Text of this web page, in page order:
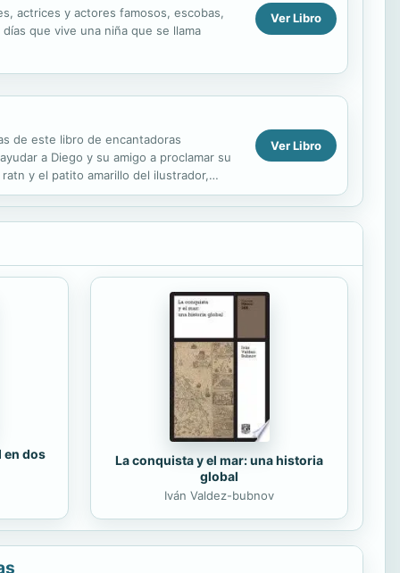
actrices y actores famosos, escobas,
que vive una niña que se llama
Ver Libro
de este libro de encantadoras
a Diego y su amigo a proclamar su
y el patito amarillo del ilustrador,
Ver Libro
en dos
La conquista y el mar: una historia
global
Iván Valdez-bubnov